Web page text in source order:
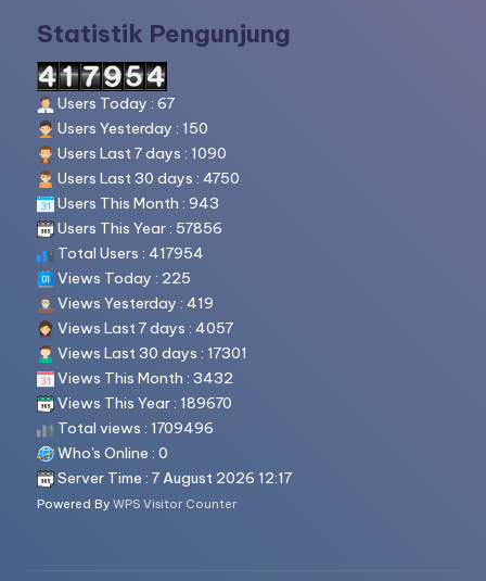
Statistik Pengunjung
Users Today : 67
Users Yesterday : 150
Users Last 7 days : 1090
Users Last 30 days : 4750
Users This Month : 943
Users This Year : 57856
Total Users : 417954
Views Today : 225
Views Yesterday : 419
Views Last 7 days : 4057
Views Last 30 days : 17301
Views This Month : 3432
Views This Year : 189670
Total views : 1709496
Who's Online : 0
Server Time : 7 August 2026 12:17
Powered By WPS Visitor Counter